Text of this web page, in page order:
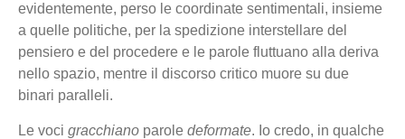
evidentemente, perso le coordinate sentimentali, insieme
a quelle politiche, per la spedizione interstellare del
pensiero e del procedere e le parole fluttuano alla deriva
nello spazio, mentre il discorso critico muore su due
binari paralleli.
Le voci gracchiano parole deformate. Io credo, in qualche